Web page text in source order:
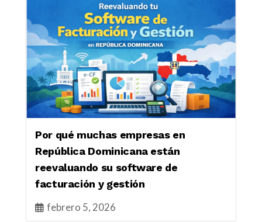
Por qué muchas empresas en
República Dominicana están
reevaluando su software de
facturación y gestión
febrero 5, 2026